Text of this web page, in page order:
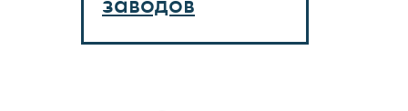
заводов